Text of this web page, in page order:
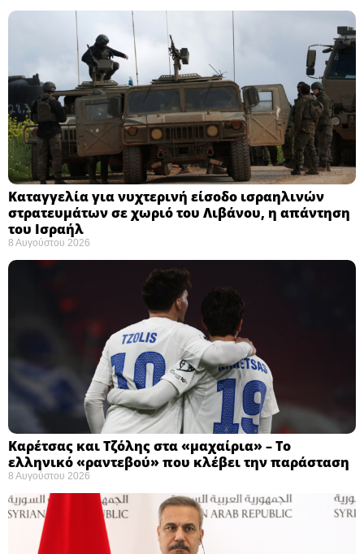
Καταγγελία για νυχτερινή είσοδο ισραηλινών
στρατευμάτων σε χωριό του Λιβάνου, η απάντηση
του Ισραήλ
8 Αυγούστου 2026
Καρέτσας και Τζόλης στα «μαχαίρια» – Το
ελληνικό «ραντεβού» που κλέβει την παράσταση
8 Αυγούστου 2026